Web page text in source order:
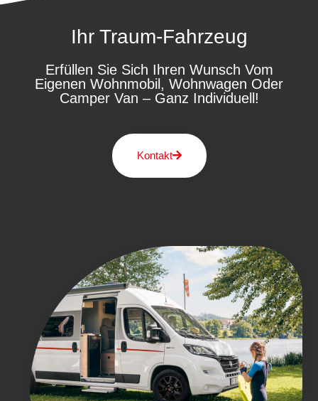
Ihr Traum-Fahrzeug
Erfüllen Sie Sich Ihren Wunsch Vom
Eigenen Wohnmobil, Wohnwagen Oder
Camper Van – Ganz Individuell!
Kontakt